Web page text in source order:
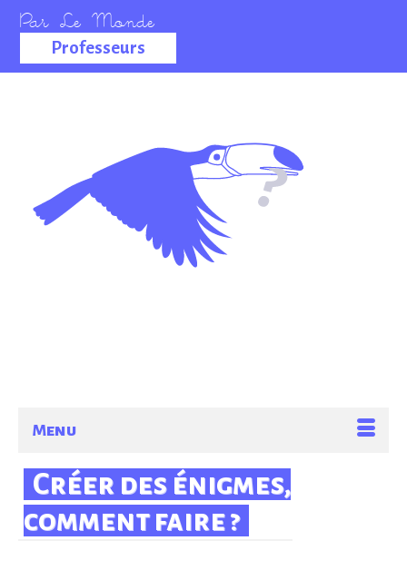
Professeurs
La salle des
professeurs
Menu
Créer des énigmes,
comment faire ?